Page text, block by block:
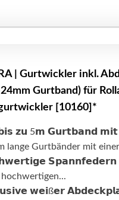
| Gurtwickler inkl.
Gurtband) für
[10160]*
𝘇𝘂 5𝗺 𝗚𝘂𝗿𝘁𝗯𝗮𝗻𝗱
lange Gurtbänder mit
𝗦𝗽𝗮𝗻𝗻𝗳𝗲𝗱𝗲𝗿𝗻
𝘄𝗲𝗶ß𝗲𝗿